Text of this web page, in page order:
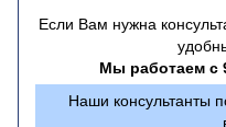
Если Вам нужна
Мы работаем с
Наши консультанты